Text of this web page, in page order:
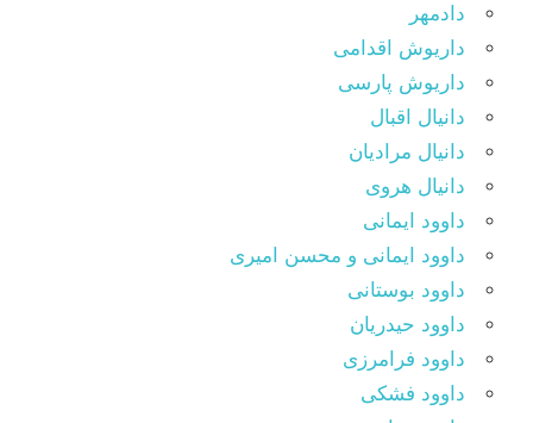
دادمهر
داریوش اقدامی
داریوش پارسی
دانیال اقبال
دانیال مرادیان
دانیال هروی
داوود ایمانی
داوود ایمانی و محسن امیری
داوود بوستانی
داوود حیدریان
داوود فرامرزی
داوود فشکی